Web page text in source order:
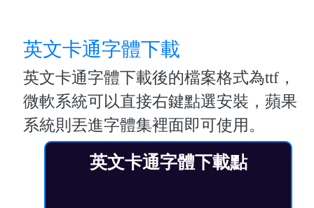
英文卡通字體下載
英文卡通字體下載後的檔案格式為ttf，
微軟系統可以直接右鍵點選安裝，蘋果
系統則丟進字體集裡面即可使用。
英文卡通字體下載點